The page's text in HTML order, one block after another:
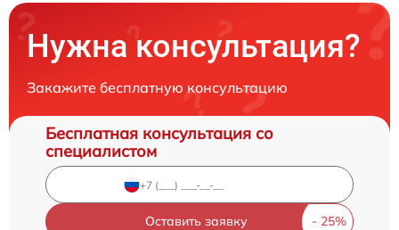
Нужна консультация?
Закажите бесплатную консультацию
Бесплатная консультация со
специалистом
Оставить заявку